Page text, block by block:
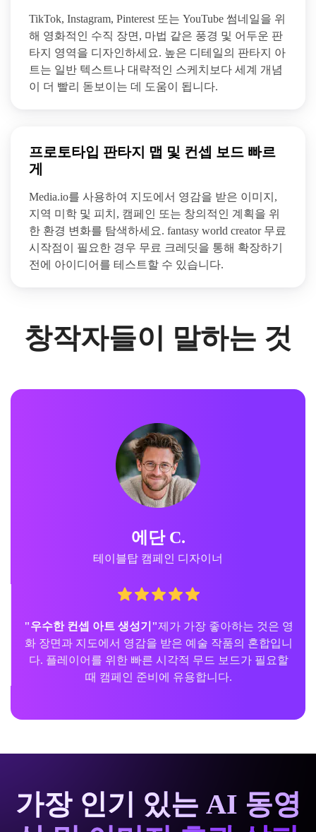
TikTok, Instagram, Pinterest 또는 YouTube 썸네일을 위
해 영화적인 수직 장면, 마법 같은 풍경 및 어두운 판
타지 영역을 디자인하세요. 높은 디테일의 판타지 아
트는 일반 텍스트나 대략적인 스케치보다 세계 개념
이 더 빨리 돋보이는 데 도움이 됩니다.
프로토타입 판타지 맵 및 컨셉 보드 빠르
게
Media.io를 사용하여 지도에서 영감을 받은 이미지,
지역 미학 및 피치, 캠페인 또는 창의적인 계획을 위
한 환경 변화를 탐색하세요. fantasy world creator 무료
시작점이 필요한 경우 무료 크레딧을 통해 확장하기
전에 아이디어를 테스트할 수 있습니다.
창작자들이 말하는 것
에단 C.
테이블탑 캠페인 디자이너
"우수한 컨셉 아트 생성기"제가 가장 좋아하는 것은 영
화 장면과 지도에서 영감을 받은 예술 작품의 혼합입니
다. 플레이어를 위한 빠른 시각적 무드 보드가 필요할
때 캠페인 준비에 유용합니다.
가장 인기 있는 AI 동영